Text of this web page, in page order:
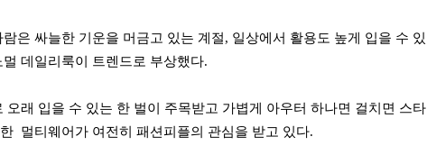
은 싸늘한 기운을 머금고 있는 계절, 일상에서 활용도 높게 입을 수 있
데일리룩이 트렌드로 부상했다.
오래 입을 수 있는 한 벌이 주목받고 가볍게 아우터 하나면 걸치면 스타
멀티웨어가 여전히 패션피플의 관심을 받고 있다.